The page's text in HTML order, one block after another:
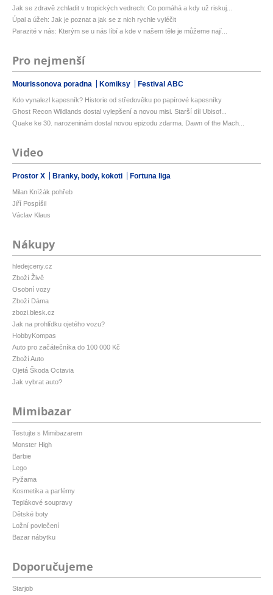
Jak se zdravě zchladit v tropických vedrech: Co pomáhá a kdy už riskuj...
Úpal a úžeh: Jak je poznat a jak se z nich rychle vyléčit
Parazité v nás: Kterým se u nás líbí a kde v našem těle je můžeme nají...
Pro nejmenší
Mourissonova poradna Komiksy Festival ABC
Kdo vynalezl kapesník? Historie od středověku po papírové kapesníky
Ghost Recon Wildlands dostal vylepšení a novou misi. Starší díl Ubisof...
Quake ke 30. narozeninám dostal novou epizodu zdarma. Dawn of the Mach...
Video
Prostor X Branky, body, kokoti Fortuna liga
Milan Knížák pohřeb
Jiří Pospíšil
Václav Klaus
Nákupy
hledejceny.cz
Zboží Živě
Osobní vozy
Zboží Dáma
zbozi.blesk.cz
Jak na prohlídku ojetého vozu?
HobbyKompas
Auto pro začátečníka do 100 000 Kč
Zboží Auto
Ojetá Škoda Octavia
Jak vybrat auto?
Mimibazar
Testujte s Mimibazarem
Monster High
Barbie
Lego
Pyžama
Kosmetika a parfémy
Teplákové soupravy
Dětské boty
Ložní povlečení
Bazar nábytku
Doporučujeme
Starjob